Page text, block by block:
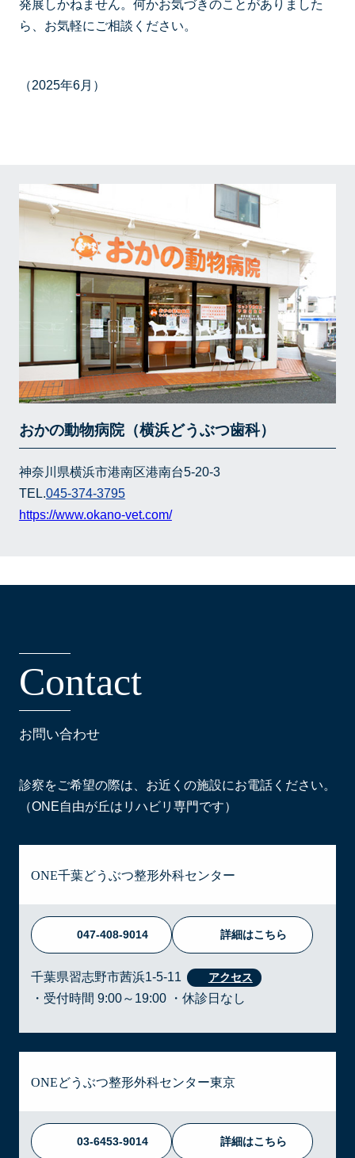
発展しかねません。何かお気づきのことがありました
ら、お気軽にご相談ください。
（2025年6月）
おかの動物病院（横浜どうぶつ歯科）
神奈川県横浜市港南区港南台5-20-3
TEL.045-374-3795
https://www.okano-vet.com/
Contact
お問い合わせ
診察をご希望の際は、お近くの施設にお電話ください。
（ONE自由が丘はリハビリ専門です）
ONE千葉どうぶつ整形外科センター
047-408-9014 詳細はこちら
千葉県習志野市茜浜1-5-11
・受付時間 9:00～19:00 ・休診日なし
ONEどうぶつ整形外科センター東京
03-6453-9014 詳細はこちら